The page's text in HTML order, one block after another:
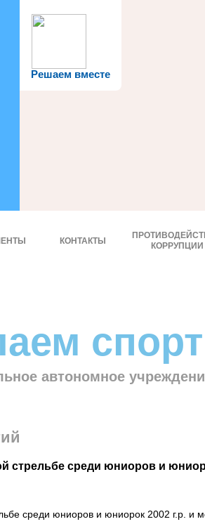
Решаем вместе
КОНТАКТЫ
КОРРУПЦИИ
автономное
стрельбе среди юниоров и
среди юниоров и юниорок 2002 г.р. и